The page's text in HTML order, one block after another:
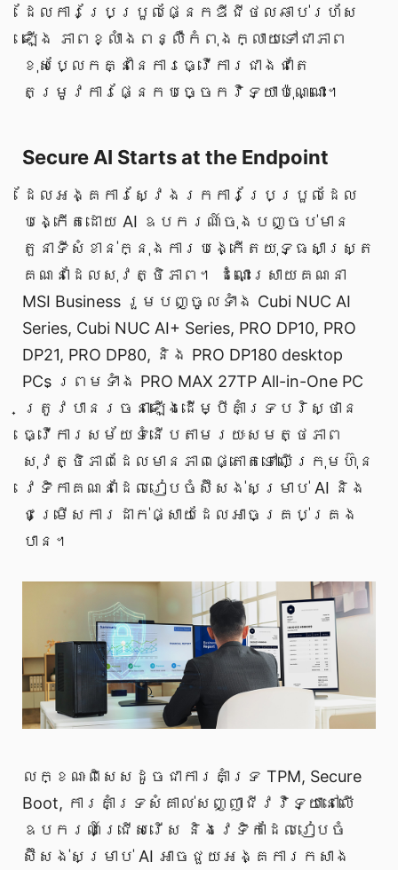
ដែលការប្រែប្រួលផ្នែកឌីជីថលឆាប់រហ័ស
ឡើង ភាពខ្លាំងពន្លឺកំពុងក្លាយទៅជាភាព
ខុសប្លែកគ្នានៃការធ្វើការជាងជាតែ
តម្រូវការផ្នែកបច្ចេកវិទ្យាប៉ុណ្ណោះ។
Secure AI Starts at the Endpoint
ដែលអង្គការស្វែងរកការប្រែប្រួលដែល
បង្កើតដោយ AI ឧបករណ៍ចុងបញ្ចប់មាន
តួនាទីសំខាន់ក្នុងការបង្កើតយុទ្ធសាស្ត្រ
គណនាដែលសុវត្ថិភាព។ ដំណោះស្រាយគណនា
MSI Business រួមបញ្ចូលទាំង Cubi NUC AI
Series, Cubi NUC AI+ Series, PRO DP10, PRO
DP21, PRO DP80, និង PRO DP180 desktop
PCs ព្រមទាំង PRO MAX 27TP All-in-One PC
ត្រូវបានរចនាឡើងដើម្បីគាំទ្របរិស្ថាន
ធ្វើការសម័យទំនើបតាមរយៈសមត្ថភាព
សុវត្ថិភាពដែលមានភាពផ្តោតទៅលើក្រុមហ៊ុន
វេទិកាគណនាដែលរៀបចំស៊ីសង់សម្រាប់ AI និង
ជម្រើសការដាក់ផ្សាយដែលអាចគ្រប់គ្រង
បាន។
លក្ខណៈពិសេសដូចជាការគាំទ្រ TPM, Secure
Boot, ការគាំទ្រសំគាល់សញ្ញាជីវវិទ្យានៅលើ
ឧបករណ៍ជ្រើសរើស និងវេទិកាដែលរៀបចំ
ស៊ីសង់សម្រាប់ AI អាចជួយអង្គការកសាង